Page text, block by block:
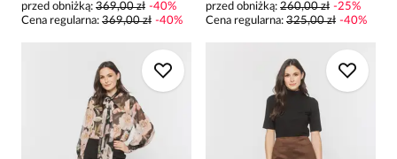
przed obniżką: 369,00 zł -40%
Cena regularna: 369,00 zł -40%
przed obniżką: 260,00 zł -25%
Cena regularna: 325,00 zł -40%